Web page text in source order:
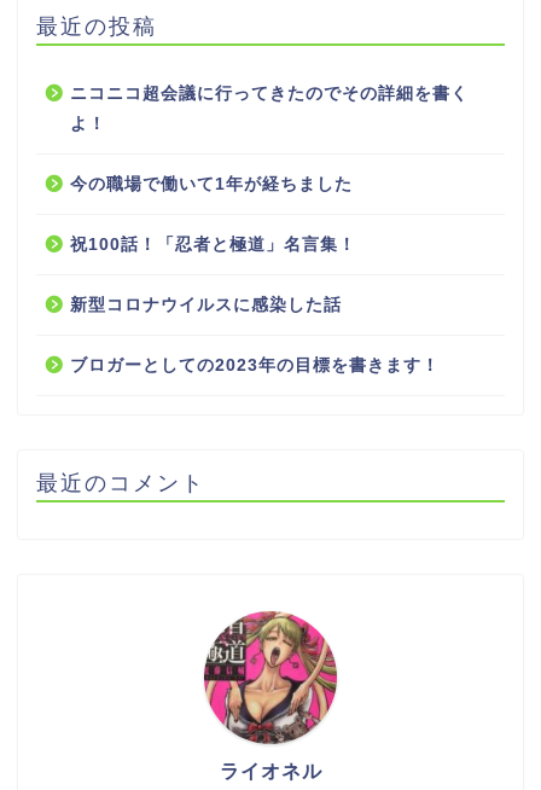
最近の投稿
ニコニコ超会議に行ってきたのでその詳細を書く
よ！
今の職場で働いて1年が経ちました
祝100話！「忍者と極道」名言集！
新型コロナウイルスに感染した話
ブロガーとしての2023年の目標を書きます！
最近のコメント
ライオネル